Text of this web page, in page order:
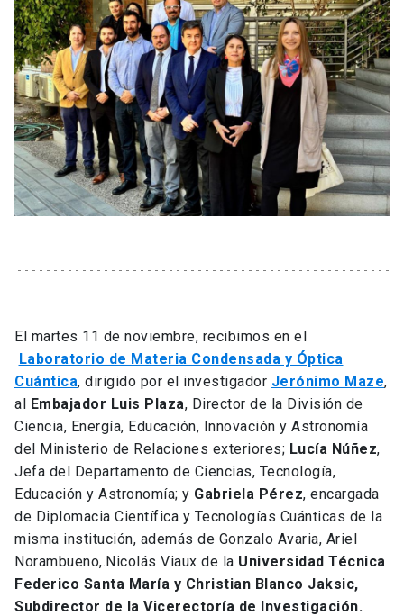
El martes 11 de noviembre, recibimos en el
Laboratorio de Materia Condensada y Óptica
Cuántica, dirigido por el investigador Jerónimo Maze,
al Embajador Luis Plaza, Director de la División de
Ciencia, Energía, Educación, Innovación y Astronomía
del Ministerio de Relaciones exteriores; Lucía Núñez,
Jefa del Departamento de Ciencias, Tecnología,
Educación y Astronomía; y Gabriela Pérez, encargada
de Diplomacia Científica y Tecnologías Cuánticas de la
misma institución, además de Gonzalo Avaria, Ariel
Norambueno,.Nicolás Viaux de la Universidad Técnica
Federico Santa María y Christian Blanco Jaksic,
Subdirector de la Vicerectoría de Investigación.